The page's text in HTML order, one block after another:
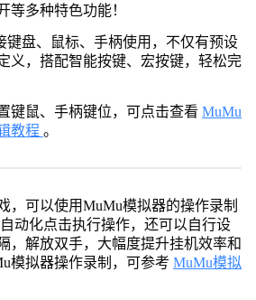
等多种特色功能！
键盘、鼠标、手柄使用，不仅有预设
义，搭配智能按键、宏按键，轻松完
键鼠、手柄键位，可点击查看 MuMu
教程 。
，可以使用MuMu模拟器的操作录制
动化点击执行操作，还可以自行设
，解放双手，大幅度提升挂机效率和
模拟器操作录制，可参考 MuMu模拟